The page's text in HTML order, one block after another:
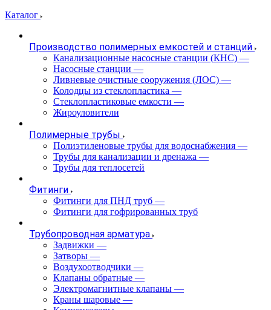
Каталог
Производство полимерных емкостей и станций
Канализационные насосные станции (КНС) —
Насосные станции —
Ливневые очистные сооружения (ЛОС) —
Колодцы из стеклопластика —
Стеклопластиковые емкости —
Жироуловители
Полимерные трубы
Полиэтиленовые трубы для водоснабжения —
Трубы для канализации и дренажа —
Трубы для теплосетей
Фитинги
Фитинги для ПНД труб —
Фитинги для гофрированных труб
Трубопроводная арматура
Задвижки —
Затворы —
Воздухоотводчики —
Клапаны обратные —
Электромагнитные клапаны —
Краны шаровые —